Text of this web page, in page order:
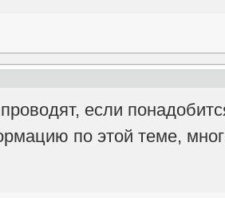
если
по этой теме,